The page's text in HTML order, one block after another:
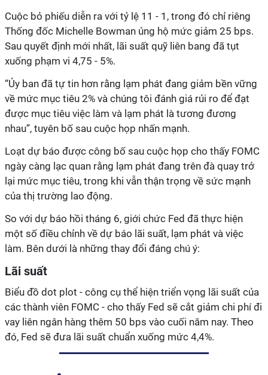
Cuộc bỏ phiếu diễn ra với tỷ lệ 11 - 1, trong đó chỉ riêng
Thống đốc Michelle Bowman ủng hộ mức giảm 25 bps.
Sau quyết định mới nhất, lãi suất quỹ liên bang đã tụt
xuống phạm vi 4,75 - 5%.
“Ủy ban đã tự tin hơn rằng lạm phát đang giảm bền vững
về mức mục tiêu 2% và chúng tôi đánh giá rủi ro để đạt
được mục tiêu việc làm và lạm phát là tương đương
nhau”, tuyên bố sau cuộc họp nhấn mạnh.
Loạt dự báo được công bố sau cuộc họp cho thấy FOMC
ngày càng lạc quan rằng lạm phát đang trên đà quay trở
lại mức mục tiêu, trong khi vẫn thận trọng về sức mạnh
của thị trường lao động.
So với dự báo hồi tháng 6, giới chức Fed đã thực hiện
một số điều chỉnh về dự báo lãi suất, lạm phát và việc
làm. Bên dưới là những thay đổi đáng chú ý:
Lãi suất
Biểu đồ dot plot - công cụ thể hiện triển vọng lãi suất của
các thành viên FOMC - cho thấy Fed sẽ cắt giảm chi phí đi
vay liên ngân hàng thêm 50 bps vào cuối năm nay. Theo
đó, Fed sẽ đưa lãi suất chuẩn xuống mức 4,4%.